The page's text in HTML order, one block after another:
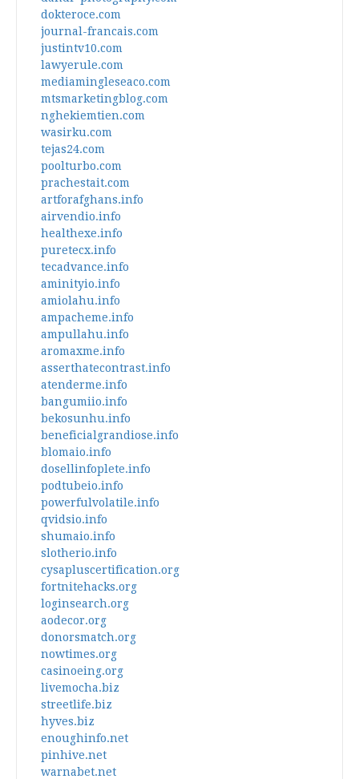
dokteroce.com
journal-francais.com
justintv10.com
lawyerule.com
mediamingleseaco.com
mtsmarketingblog.com
nghekiemtien.com
wasirku.com
tejas24.com
poolturbo.com
prachestait.com
artforafghans.info
airvendio.info
healthexe.info
puretecx.info
tecadvance.info
aminityio.info
amiolahu.info
ampacheme.info
ampullahu.info
aromaxme.info
asserthatecontrast.info
atenderme.info
bangumiio.info
bekosunhu.info
beneficialgrandiose.info
blomaio.info
dosellinfoplete.info
podtubeio.info
powerfulvolatile.info
qvidsio.info
shumaio.info
slotherio.info
cysapluscertification.org
fortnitehacks.org
loginsearch.org
aodecor.org
donorsmatch.org
nowtimes.org
casinoeing.org
livemocha.biz
streetlife.biz
hyves.biz
enoughinfo.net
pinhive.net
warnabet.net